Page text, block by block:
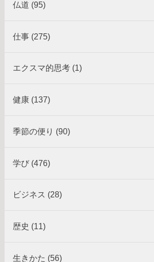
仏道 (95)
仕事 (275)
エクスマ的思考 (1)
健康 (137)
季節の便り (90)
学び (476)
ビジネス (28)
歴史 (11)
生きかた (56)